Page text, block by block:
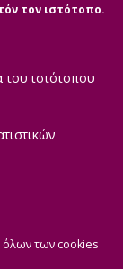
τον ιστότοπο.
του ιστότοπου
των cookies